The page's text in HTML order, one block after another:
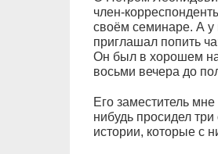
член-
своём семинаре. А у
приглашал попить
Он был в хорошем
восьми вечера до
Его заместитель
нибудь просидел
истории, которые с